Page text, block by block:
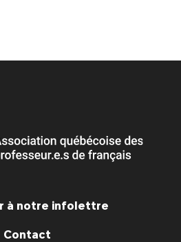
à notre infolettre
Contact